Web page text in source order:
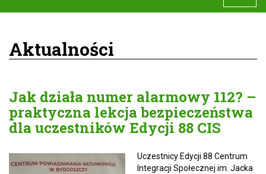
Aktualności
Jak działa numer alarmowy 112? –
praktyczna lekcja bezpieczeństwa
dla uczestników Edycji 88 CIS
Uczestnicy Edycji 88 Centrum
Integracji Społecznej im. Jacka